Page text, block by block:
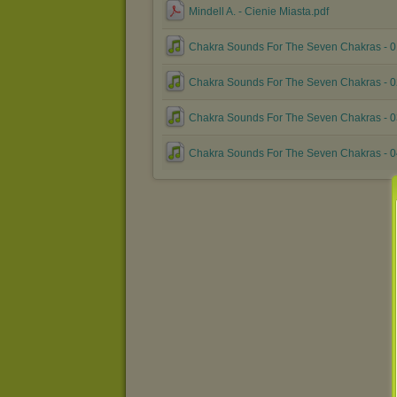
Mindell A. - Cienie Miasta.pdf
Chakra Sounds For The Seven Chakras -
Chakra Sounds For The Seven Chakras -
Chakra Sounds For The Seven Chakras -
Chakra Sounds For The Seven Chakras -